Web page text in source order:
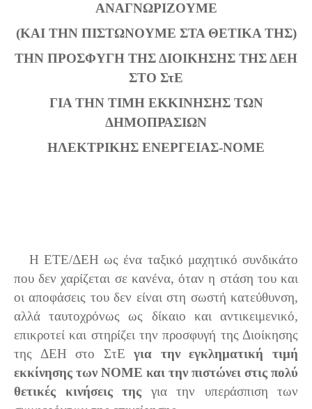
ΑΝΑΓΝΩΡΙΖΟΥΜΕ
(ΚΑΙ ΤΗΝ ΠΙΣΤΩΝΟΥΜΕ ΣΤΑ ΘΕΤΙΚΑ ΤΗΣ)
ΤΗΝ ΠΡΟΣΦΥΓΗ ΤΗΣ ΔΙΟΙΚΗΣΗΣ ΤΗΣ ΔΕΗ
ΣΤΟ ΣτΕ
ΓΙΑ ΤΗΝ ΤΙΜΗ ΕΚΚΙΝΗΣΗΣ ΤΩΝ
ΔΗΜΟΠΡΑΣΙΩΝ
ΗΛΕΚΤΡΙΚΗΣ ΕΝΕΡΓΕΙΑΣ-ΝΟΜΕ
Η ΕΤΕ/ΔΕΗ ως ένα ταξικό μαχητικό συνδικάτο
που δεν χαρίζεται σε κανένα, όταν η στάση του και
οι αποφάσεις του δεν είναι στη σωστή κατεύθυνση,
αλλά ταυτοχρόνως ως δίκαιο και αντικειμενικό,
επικροτεί και στηρίζει την προσφυγή της Διοίκησης
της ΔΕΗ στο ΣτΕγια την εγκληματική τιμή
εκκίνησης των ΝΟΜΕ και την πιστώνει στις πολύ
θετικές κινήσεις της για την υπεράσπιση των